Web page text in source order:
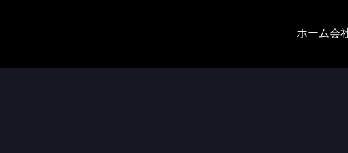
ホーム会